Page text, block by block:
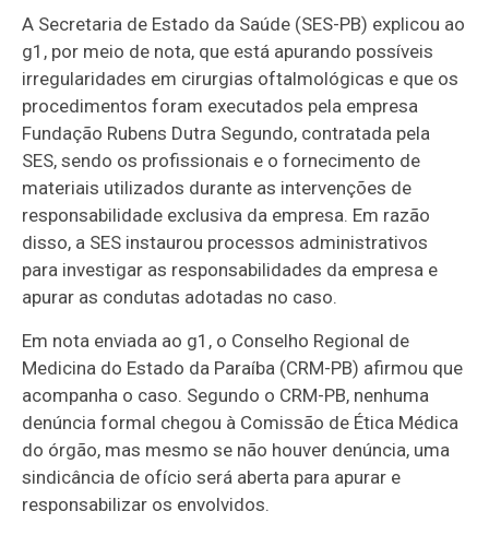
A Secretaria de Estado da Saúde (SES-PB) explicou ao
g1, por meio de nota, que está apurando possíveis
irregularidades em cirurgias oftalmológicas e que os
procedimentos foram executados pela empresa
Fundação Rubens Dutra Segundo, contratada pela
SES, sendo os profissionais e o fornecimento de
materiais utilizados durante as intervenções de
responsabilidade exclusiva da empresa. Em razão
disso, a SES instaurou processos administrativos
para investigar as responsabilidades da empresa e
apurar as condutas adotadas no caso.
Em nota enviada ao g1, o Conselho Regional de
Medicina do Estado da Paraíba (CRM-PB) afirmou que
acompanha o caso. Segundo o CRM-PB, nenhuma
denúncia formal chegou à Comissão de Ética Médica
do órgão, mas mesmo se não houver denúncia, uma
sindicância de ofício será aberta para apurar e
responsabilizar os envolvidos.